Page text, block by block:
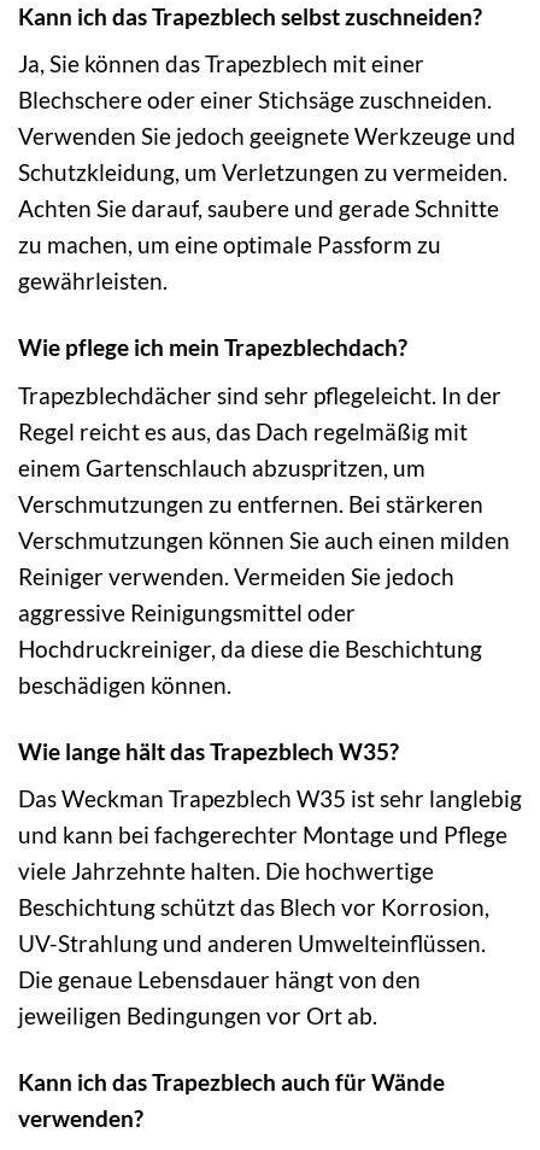
Kann ich das Trapezblech selbst zuschneiden?
Ja, Sie können das Trapezblech mit einer
Blechschere oder einer Stichsäge zuschneiden.
Verwenden Sie jedoch geeignete Werkzeuge und
Schutzkleidung, um Verletzungen zu vermeiden.
Achten Sie darauf, saubere und gerade Schnitte
zu machen, um eine optimale Passform zu
gewährleisten.
Wie pflege ich mein Trapezblechdach?
Trapezblechdächer sind sehr pflegeleicht. In der
Regel reicht es aus, das Dach regelmäßig mit
einem Gartenschlauch abzuspritzen, um
Verschmutzungen zu entfernen. Bei stärkeren
Verschmutzungen können Sie auch einen milden
Reiniger verwenden. Vermeiden Sie jedoch
aggressive Reinigungsmittel oder
Hochdruckreiniger, da diese die Beschichtung
beschädigen können.
Wie lange hält das Trapezblech W35?
Das Weckman Trapezblech W35 ist sehr langlebig
und kann bei fachgerechter Montage und Pflege
viele Jahrzehnte halten. Die hochwertige
Beschichtung schützt das Blech vor Korrosion,
UV-Strahlung und anderen Umwelteinflüssen.
Die genaue Lebensdauer hängt von den
jeweiligen Bedingungen vor Ort ab.
Kann ich das Trapezblech auch für Wände
verwenden?